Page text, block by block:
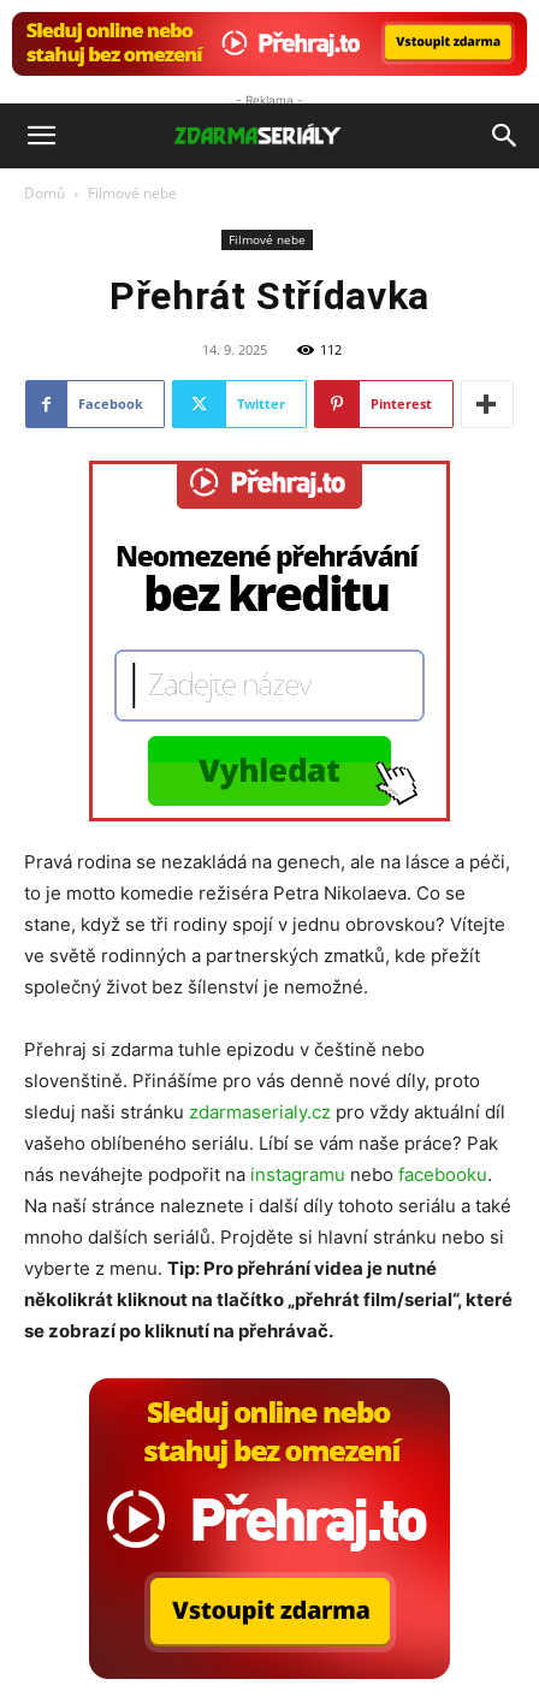
- Reklama -
ZdarmaSeriály.cz
Domů Filmové nebe
Filmové nebe
Přehrát Střídavka
14. 9. 2025 112
Facebook Twitter Pinterest
Pravá rodina se nezakládá na genech, ale na lásce a péči,
to je motto komedie režiséra Petra Nikolaeva. Co se
stane, když se tři rodiny spojí v jednu obrovskou? Vítejte
ve světě rodinných a partnerských zmatků, kde přežít
společný život bez šílenství je nemožné.
Přehraj si zdarma tuhle epizodu v češtině nebo
slovenštině. Přinášíme pro vás denně nové díly, proto
sleduj naši stránku zdarmaserialy.cz pro vždy aktuální díl
vašeho oblíbeného seriálu. Líbí se vám naše práce? Pak
nás neváhejte podpořit na instagramu nebo facebooku.
Na naší stránce naleznete i další díly tohoto seriálu a také
mnoho dalších seriálů. Projděte si hlavní stránku nebo si
vyberte z menu. Tip: Pro přehrání videa je nutné
několikrát kliknout na tlačítko „přehrát film/serial“, které
se zobrazí po kliknutí na přehrávač.